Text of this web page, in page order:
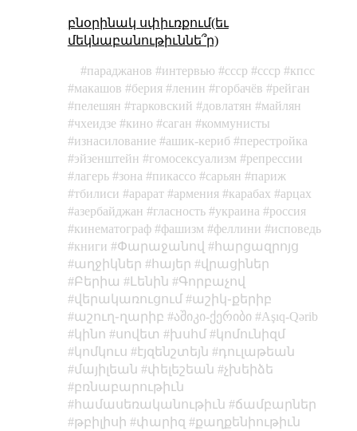
բնօրինակ սփիւռքում(եւ
մեկնաբանութիւննե՞ր)
параджанов интервью cccp ссср
кпсс
макашов
берия ленин горбачёв
рейган
пелешян
тарковский довлатян
майлян
чхеидзе
кино саган
коммунисты
изнасилование
ашик-кериб
перестройка
эйзенштейн
гомосексуализм
репрессии
лагерь
зона пикассо сарьян
париж
тбилиси
арарат армения карабах
арцах
азербайджан
гласность украина
россия
кинематограф
фашизм феллини
исповедь
книги
Փարաջանով
հարցազրոյց
աղջիկներ
հայեր
վրացիներ
Բերիա
Լենին
Գորբաչով
վերակառուցում
աշիկ֊քերիբ
աշուղ֊ղարիբ
აშიკი-ქერიბი
Aşıq-Qərib
կինո
սովետ խսհմ
կոմունիզմ
կոմկուս
էյզենշտեյն
դուլաթեան
մայիլեան
փելեշեան
չխեիձե
բռնաբարութիւն
համասեռականութիւն
ճամբարներ
թբիլիսի
փարիզ
քաղքենիութիւն